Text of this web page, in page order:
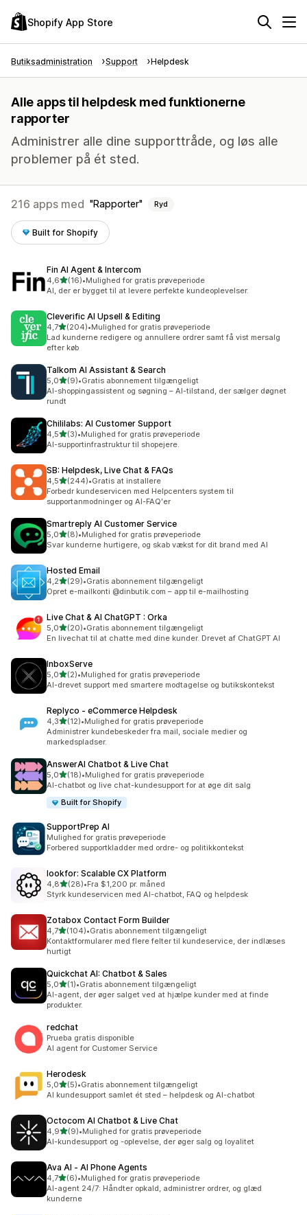
Shopify App Store
Butiksadministration Support Helpdesk
Alle apps til helpdesk med funktionerne
rapporter
Administrer alle dine supporttråde, og løs alle
problemer på ét sted.
216 apps med Rapporter Ryd
Built for Shopify
Fin AI Agent & Intercom
4,6ud af 5 stjerner
(16)
16 anmeldelser i alt
•Mulighed for gratis prøveperiode
AI, der er bygget til at levere perfekte kundeoplevelser.
Cleverific AI Upsell & Editing
4,7ud af 5 stjerner
(204)
204 anmeldelser i alt
•Mulighed for gratis prøveperiode
Lad kunderne redigere og annullere ordrer samt få vist mersalg
efter køb
Talkom AI Assistant & Search
5,0ud af 5 stjerner
(9)
9 anmeldelser i alt
•Gratis abonnement tilgængeligt
AI-shoppingassistent og søgning – AI-tilstand, der sælger døgnet
rundt
Chililabs: AI Customer Support
4,5ud af 5 stjerner
(3)
3 anmeldelser i alt
•Mulighed for gratis prøveperiode
AI-supportinfrastruktur til shopejere.
SB: Helpdesk, Live Chat & FAQs
4,5ud af 5 stjerner
(244)
244 anmeldelser i alt
•Gratis at installere
Forbedr kundeservicen med Helpcenters system til
supportanmodninger og AI-FAQ'er
Smartreply AI Customer Service
5,0ud af 5 stjerner
(8)
8 anmeldelser i alt
•Mulighed for gratis prøveperiode
Svar kunderne hurtigere, og skab vækst for dit brand med AI
Hosted Email
4,2ud af 5 stjerner
(29)
29 anmeldelser i alt
•Gratis abonnement tilgængeligt
Opret e-mailkonti @dinbutik.com – app til e-mailhosting
Live Chat & AI ChatGPT : Orka
5,0ud af 5 stjerner
(20)
20 anmeldelser i alt
•Gratis abonnement tilgængeligt
En livechat til at chatte med dine kunder. Drevet af ChatGPT AI
InboxServe
5,0ud af 5 stjerner
(2)
2 anmeldelser i alt
•Mulighed for gratis prøveperiode
AI-drevet support med smartere modtagelse og butikskontekst
Replyco ‑ eCommerce Helpdesk
4,3ud af 5 stjerner
(12)
12 anmeldelser i alt
•Mulighed for gratis prøveperiode
Administrer kundebeskeder fra mail, sociale medier og
markedspladser.
AnswerAI Chatbot & Live Chat
5,0ud af 5 stjerner
(18)
18 anmeldelser i alt
•Mulighed for gratis prøveperiode
AI-chatbot og live chat-kundesupport for at øge dit salg
Built for Shopify
SupportPrep AI
Mulighed for gratis prøveperiode
Forbered supportkladder med ordre- og politikkontekst
lookfor: Scalable CX Platform
4,8ud af 5 stjerner
(28)
28 anmeldelser i alt
•Fra $1,200 pr. måned
Styrk kundeservicen med AI-chatbot, FAQ og helpdesk
Zotabox Contact Form Builder
4,7ud af 5 stjerner
(104)
104 anmeldelser i alt
•Gratis abonnement tilgængeligt
Kontaktformularer med flere felter til kundeservice, der indlæses
hurtigt
Quickchat AI: Chatbot & Sales
5,0ud af 5 stjerner
(1)
1 anmeldelser i alt
•Gratis abonnement tilgængeligt
AI-agent, der øger salget ved at hjælpe kunder med at finde
produkter.
redchat
Prueba gratis disponible
AI agent for Customer Service
Herodesk
5,0ud af 5 stjerner
(5)
5 anmeldelser i alt
•Gratis abonnement tilgængeligt
Al kundesupport samlet ét sted – helpdesk og AI-chatbot
Octocom AI Chatbot & Live Chat
4,9ud af 5 stjerner
(9)
9 anmeldelser i alt
•Mulighed for gratis prøveperiode
AI-kundesupport og -oplevelse, der øger salg og loyalitet
Ava AI ‑ AI Phone Agents
4,7ud af 5 stjerner
(6)
6 anmeldelser i alt
•Mulighed for gratis prøveperiode
AI-agent 24/7: Håndter opkald, administrer ordrer, og glæd
kunderne